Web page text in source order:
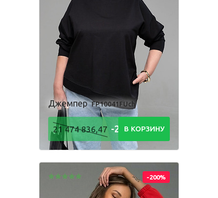
Джемпер FP10041FUch
21 474 836,47 -21 474
836,48Р
В КОРЗИНУ
-200%